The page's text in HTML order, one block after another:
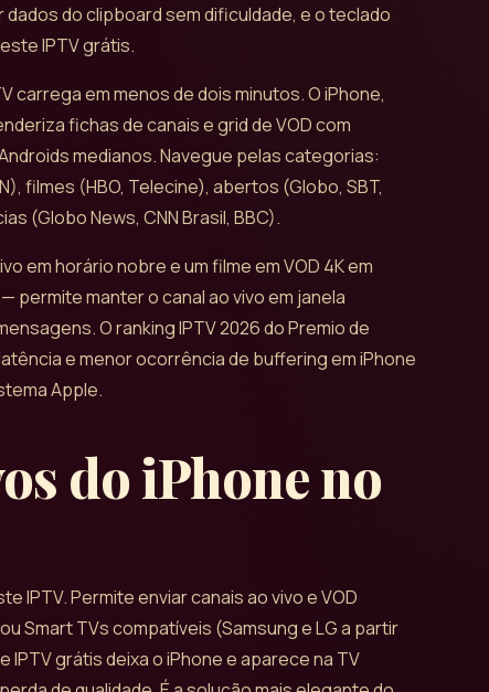
do clipboard sem dificuldade, e o teclado
IPTV grátis.
em menos de dois minutos. O iPhone,
fichas de canais e grid de VOD com
medianos. Navegue pelas categorias:
filmes (HBO, Telecine), abertos (Globo, SBT,
(Globo News, CNN Brasil, BBC).
em horário nobre e um filme em VOD 4K em
permite manter o canal ao vivo em janela
O ranking IPTV 2026 do Premio de
e menor ocorrência de buffering em iPhone
Apple.
do iPhone no
IPTV. Permite enviar canais ao vivo e VOD
Smart TVs compatíveis (Samsung e LG a partir
IPTV grátis deixa o iPhone e aparece na TV